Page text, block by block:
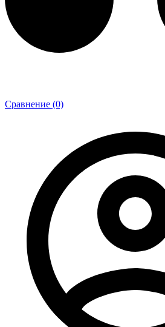
Сравнение (0)